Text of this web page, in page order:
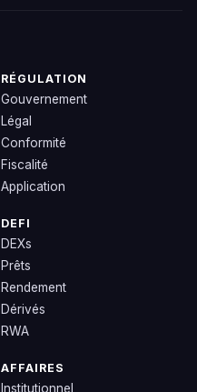
RÉGULATION
Gouvernement
Légal
Conformité
Fiscalité
Application
DEFI
DEXs
Prêts
Rendement
Dérivés
RWA
AFFAIRES
Institutionnel